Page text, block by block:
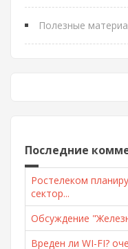
Полезные
Последние
Ростелеком
сектор...
Обсуждение
Вреден ли WI-FI?